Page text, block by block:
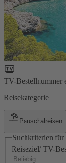
TV-Bestellnummer
Reisekategorie
Pauschalreisen
Suchkriterien für
Reiseziel/ TV-